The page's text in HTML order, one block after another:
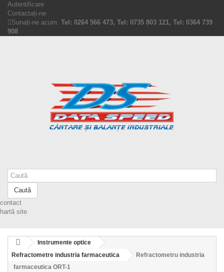
Autentificare
Contactați-ne
Sunați-ne acum: Tel: 0264 566 473, Tel: 0735 803 121, Tel: 0364 739
908
Caută
contact
hartă site
Instrumente optice
Refractometre industria farmaceutica
Refractometru industria
farmaceutica ORT-1